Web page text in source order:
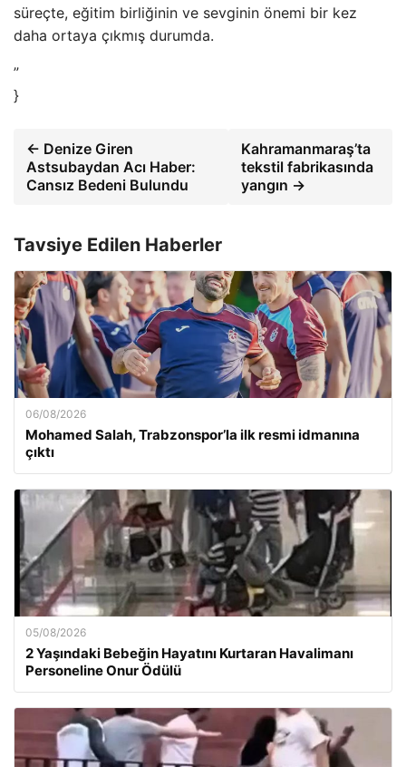
süreçte, eğitim birliğinin ve sevginin önemi bir kez
daha ortaya çıkmış durumda.
”
}
← Denize Giren
Astsubaydan Acı Haber:
Cansız Bedeni Bulundu
Kahramanmaraş’ta
tekstil fabrikasında
yangın →
Tavsiye Edilen Haberler
06/08/2026
Mohamed Salah, Trabzonspor’la ilk resmi idmanına
çıktı
05/08/2026
2 Yaşındaki Bebeğin Hayatını Kurtaran Havalimanı
Personeline Onur Ödülü